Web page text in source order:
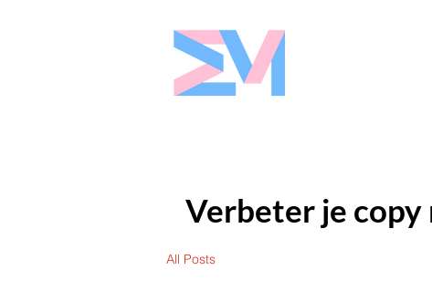
All Posts
Verbeter je